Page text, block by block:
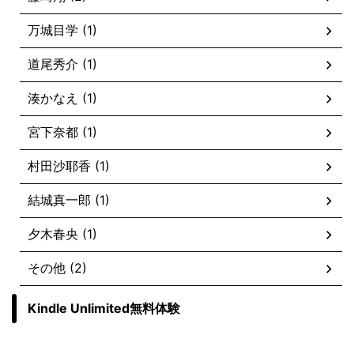
万城目学 (1)
道尾秀介 (1)
湊かなえ (1)
宮下奈都 (1)
村田沙耶香 (1)
結城真一郎 (1)
夕木春央 (1)
その他 (2)
Kindle Unlimited無料体験